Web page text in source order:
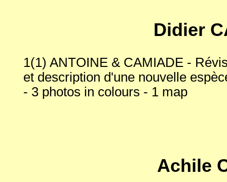
Didier
1(1) ANTOINE & CAMIADE -
et description d'une nouvelle
- 3 photos in colours - 1 map
Achile